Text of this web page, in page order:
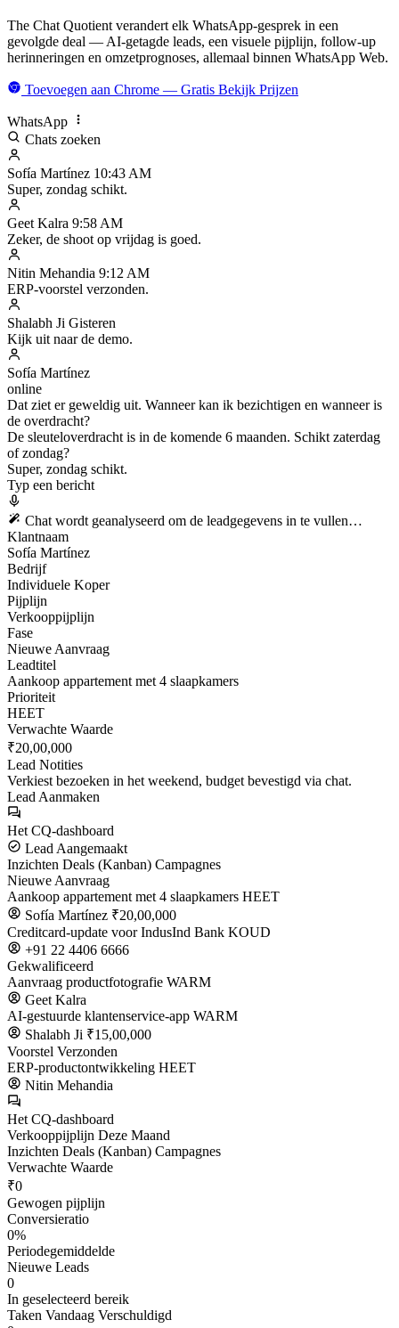
The Chat Quotient verandert elk WhatsApp-gesprek in een
gevolgde deal — AI-getagde leads, een visuele pijplijn, follow-up
herinneringen en omzetprognoses, allemaal binnen WhatsApp Web.
Toevoegen aan Chrome — Gratis Bekijk Prijzen
WhatsApp
Chats zoeken
Sofía Martínez 10:43 AM
Super, zondag schikt.
Geet Kalra 9:58 AM
Zeker, de shoot op vrijdag is goed.
Nitin Mehandia 9:12 AM
ERP-voorstel verzonden.
Shalabh Ji Gisteren
Kijk uit naar de demo.
Sofía Martínez
online
Dat ziet er geweldig uit. Wanneer kan ik bezichtigen en wanneer is
de overdracht?
De sleuteloverdracht is in de komende 6 maanden. Schikt zaterdag
of zondag?
Super, zondag schikt.
Typ een bericht
Chat wordt geanalyseerd om de leadgegevens in te vullen…
Klantnaam
Sofía Martínez
Bedrijf
Individuele Koper
Pijplijn
Verkooppijplijn
Fase
Nieuwe Aanvraag
Leadtitel
Aankoop appartement met 4 slaapkamers
Prioriteit
HEET
Verwachte Waarde
₹20,00,000
Lead Notities
Verkiest bezoeken in het weekend, budget bevestigd via chat.
Lead Aanmaken
Het CQ-dashboard
Lead Aangemaakt
Inzichten Deals (Kanban) Campagnes
Nieuwe Aanvraag
Aankoop appartement met 4 slaapkamers HEET
Sofía Martínez ₹20,00,000
Creditcard-update voor IndusInd Bank KOUD
+91 22 4406 6666
Gekwalificeerd
Aanvraag productfotografie WARM
Geet Kalra
AI-gestuurde klantenservice-app WARM
Shalabh Ji ₹15,00,000
Voorstel Verzonden
ERP-productontwikkeling HEET
Nitin Mehandia
Het CQ-dashboard
Verkooppijplijn Deze Maand
Inzichten Deals (Kanban) Campagnes
Verwachte Waarde
₹0
Gewogen pijplijn
Conversieratio
0%
Periodegemiddelde
Nieuwe Leads
0
In geselecteerd bereik
Taken Vandaag Verschuldigd